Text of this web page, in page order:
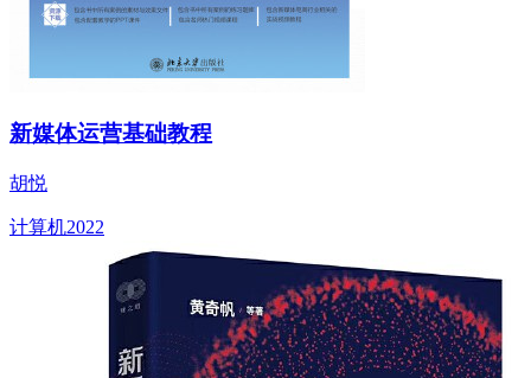
新媒体运营基础教程
胡悦
计算机2022